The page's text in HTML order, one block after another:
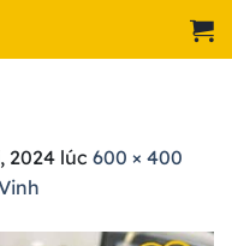
2024 lúc 600 × 400